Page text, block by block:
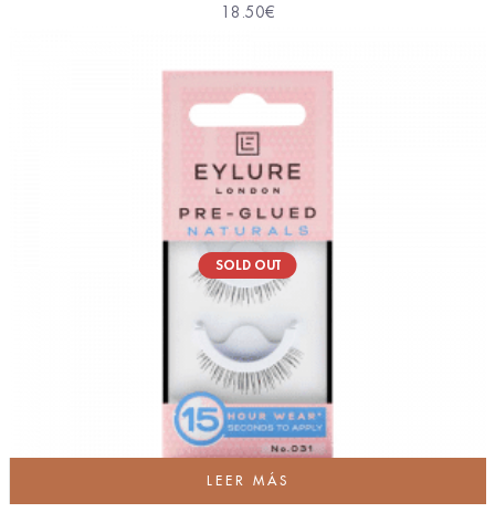
18.50€
SOLD OUT
LEER MÁS